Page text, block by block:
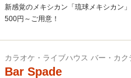
新感覚のメキシカン「琉球メキシカン
500円～ご用意！
カラオケ・ライブハウス バー・カ
Bar Spade